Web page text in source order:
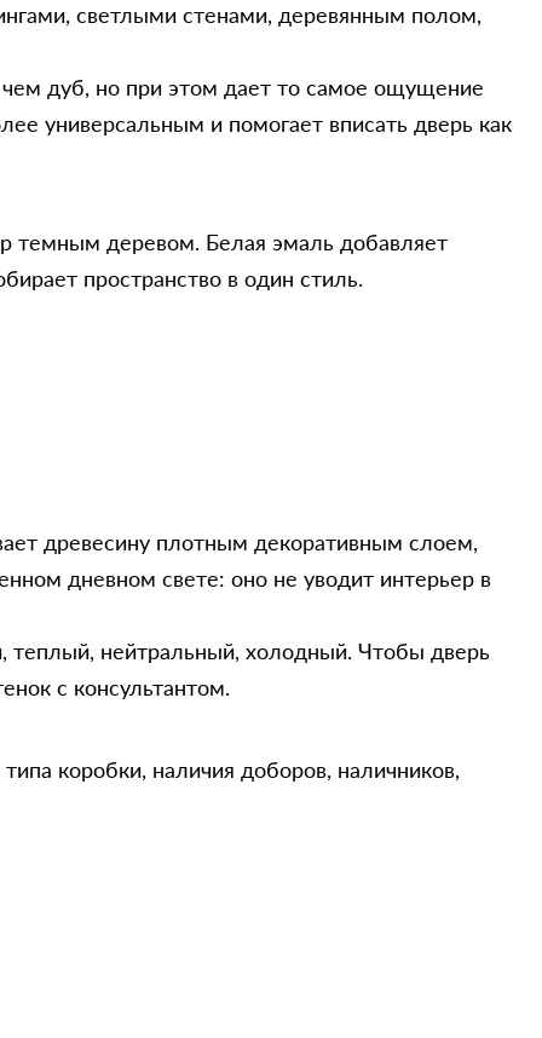
светлыми стенами, деревянным полом,
чем дуб, но при этом дает то самое ощущение
универсальным и помогает вписать дверь как
темным деревом. Белая эмаль добавляет
пространство в один стиль.
древесину плотным декоративным слоем,
дневном свете: оно не уводит интерьер в
теплый, нейтральный, холодный. Чтобы дверь
с консультантом.
коробки, наличия доборов, наличников,